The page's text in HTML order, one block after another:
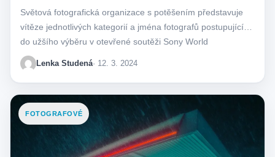
Světová fotografická organizace s potěšením představuje
vítěze jednotlivých kategorií a jména fotografů postupujících
do užšího výběru v otevřené soutěži Sony World
Photography…
Lenka Studená· 12. 3. 2024
FOTOGRAFOVÉ